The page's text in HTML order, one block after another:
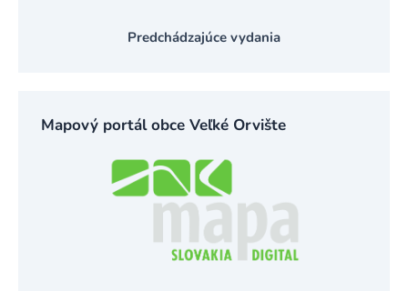
Predchádzajúce vydania
Mapový portál obce Veľké Orvište